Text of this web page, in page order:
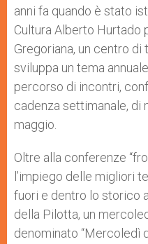
anni fa quando è stato
Cultura Alberto Hurtado
Gregoriana, un centro
sviluppa un tema
percorso di incontri,
cadenza settimanale, di
maggio.
Oltre alla conferenze
l’impiego delle migliori
fuori e dentro lo storico
della Pilotta, un
denominato “Mercoledì